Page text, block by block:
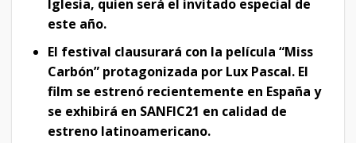
Iglesia, quien será el invitado especial de
este año.
El festival clausurará con la película “Miss
Carbón” protagonizada por Lux Pascal. El
film se estrenó recientemente en España y
se exhibirá en SANFIC21 en calidad de
estreno latinoamericano.